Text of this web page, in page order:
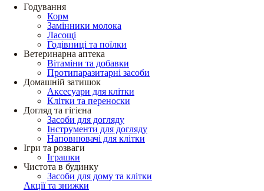
Годування
Корм
Замінники молока
Ласощі
Годівниці та поїлки
Ветеринарна аптека
Вітаміни та добавки
Протипаразитарні засоби
Домашній затишок
Аксесуари для клітки
Клітки та переноски
Догляд та гігієна
Засоби для догляду
Інструменти для догляду
Наповнювачі для клітки
Ігри та розваги
Іграшки
Чистота в будинку
Засоби для дому та клітки
Акції та знижки